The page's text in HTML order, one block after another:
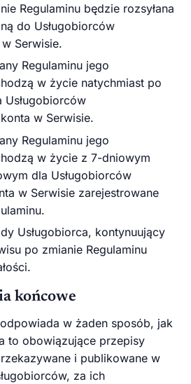
Regulaminu będzie rozsyłana
do Usługobiorców
Serwisie.
Regulaminu jego
w życie natychmiast po
w Serwisie.
Regulaminu jego
w życie z 7-dniowym
dla Usługobiorców
w Serwisie zarejestrowane
Usługobiorca, kontynuujący
po zmianie Regulaminu
końcowe
w żaden sposób, jak
to obowiązujące przepisy
i publikowane w
za ich